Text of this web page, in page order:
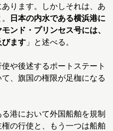
ります。しかしそれは、あ
日本の内水である横浜港に
ンド・プリンセス号には、
びます 」と述べる。
や後述するポートステート
、旗国の権限が足枷になる
る港において外国船舶を規制
の行使と、もう一つは船舶